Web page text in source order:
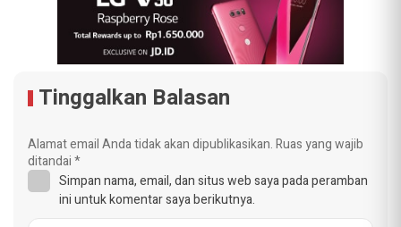
Tinggalkan Balasan
Alamat email Anda tidak akan dipublikasikan.Ruas yang wajib
ditandai*
Simpan nama, email, dan situs web saya pada peramban
ini untuk komentar saya berikutnya.